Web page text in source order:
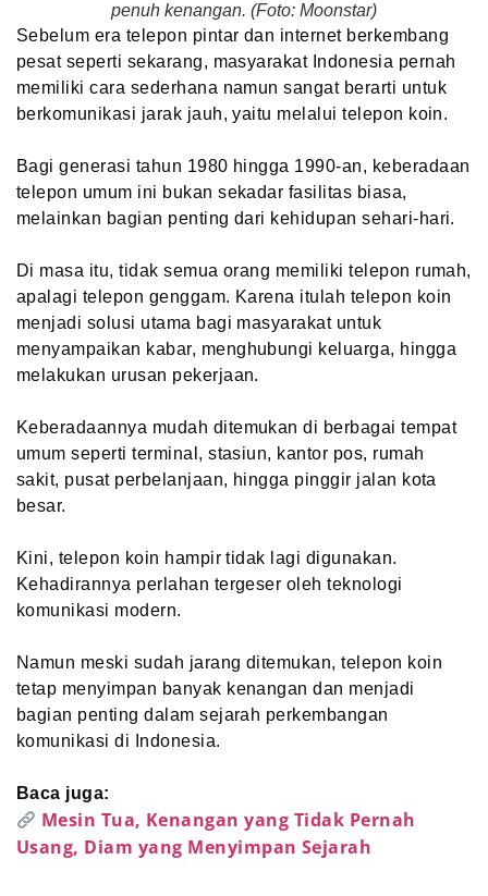
penuh kenangan. (Foto: Moonstar)
Sebelum era telepon pintar dan internet berkembang
pesat seperti sekarang, masyarakat Indonesia pernah
memiliki cara sederhana namun sangat berarti untuk
berkomunikasi jarak jauh, yaitu melalui telepon koin.
Bagi generasi tahun 1980 hingga 1990-an, keberadaan
telepon umum ini bukan sekadar fasilitas biasa,
melainkan bagian penting dari kehidupan sehari-hari.
Di masa itu, tidak semua orang memiliki telepon rumah,
apalagi telepon genggam. Karena itulah telepon koin
menjadi solusi utama bagi masyarakat untuk
menyampaikan kabar, menghubungi keluarga, hingga
melakukan urusan pekerjaan.
Keberadaannya mudah ditemukan di berbagai tempat
umum seperti terminal, stasiun, kantor pos, rumah
sakit, pusat perbelanjaan, hingga pinggir jalan kota
besar.
Kini, telepon koin hampir tidak lagi digunakan.
Kehadirannya perlahan tergeser oleh teknologi
komunikasi modern.
Namun meski sudah jarang ditemukan, telepon koin
tetap menyimpan banyak kenangan dan menjadi
bagian penting dalam sejarah perkembangan
komunikasi di Indonesia.
Baca juga:
Mesin Tua, Kenangan yang Tidak Pernah
Usang, Diam yang Menyimpan Sejarah